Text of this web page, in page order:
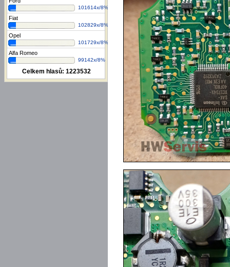
101614x/8%
Fiat
102829x/8%
Opel
101729x/8%
Alfa Romeo
99142x/8%
Celkem hlasů: 1223532